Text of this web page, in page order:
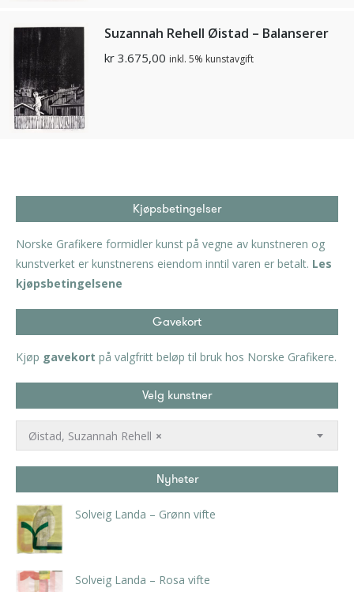
Suzannah Rehell Øistad – Balanserer
kr 3.675,00 inkl. 5% kunstavgift
Kjøpsbetingelser
Norske Grafikere formidler kunst på vegne av kunstneren og
kunstverket er kunstnerens eiendom inntil varen er betalt. Les
kjøpsbetingelsene
Gavekort
Kjøp gavekort på valgfritt beløp til bruk hos Norske Grafikere.
Velg kunstner
×
Øistad, Suzannah Rehell
Nyheter
Solveig Landa – Grønn vifte
Solveig Landa – Rosa vifte